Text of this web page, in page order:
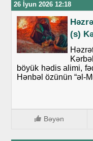
26 İyun 2026 12:18
(s)
böyük hədis alimi,
Hənbəl özünün “əl-
Bəyən